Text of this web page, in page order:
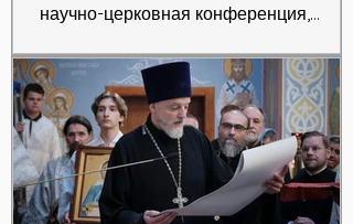
научно-церковная конференция,
епархии Русской Православной
Церкви Заграницей.